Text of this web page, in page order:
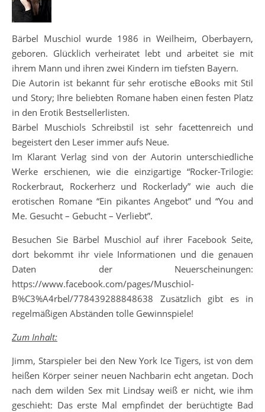
Bärbel Muschiol wurde 1986 in Weilheim, Oberbayern,
geboren. Glücklich verheiratet lebt und arbeitet sie mit
ihrem Mann und ihren zwei Kindern im tiefsten Bayern.
Die Autorin ist bekannt für sehr erotische eBooks mit Stil
und Story; Ihre beliebten Romane haben einen festen Platz
in den Erotik Bestsellerlisten.
Bärbel Muschiols Schreibstil ist sehr facettenreich und
begeistert den Leser immer aufs Neue.
Im Klarant Verlag sind von der Autorin unterschiedliche
Werke erschienen, wie die einzigartige “Rocker-Trilogie:
Rockerbraut, Rockerherz und Rockerlady” wie auch die
erotischen Romane “Ein pikantes Angebot” und “You and
Me. Gesucht – Gebucht – Verliebt”.
Besuchen Sie Bärbel Muschiol auf ihrer Facebook Seite,
dort bekommt ihr viele Informationen und die genauen
Daten der Neuerscheinungen:
https://www.facebook.com/pages/Muschiol-
B%C3%A4rbel/778439288848638 Zusätzlich gibt es in
regelmäßigen Abständen tolle Gewinnspiele!
Zum Inhalt:
Jimm, Starspieler bei den New York Ice Tigers, ist von dem
heißen Körper seiner neuen Nachbarin echt angetan. Doch
nach dem wilden Sex mit Lindsay weiß er nicht, wie ihm
geschieht: Das erste Mal empfindet der berüchtigte Bad